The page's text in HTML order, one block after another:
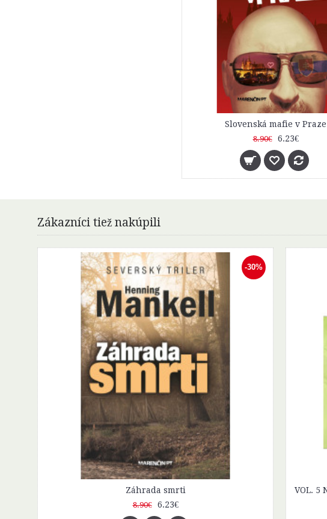
Cesta okolo sveta za kávou
6.90€ 4.83€
Zákazníci tiež nakúpili
-30%
Cesta okolo sveta za kávou
6.90€ 4.83€